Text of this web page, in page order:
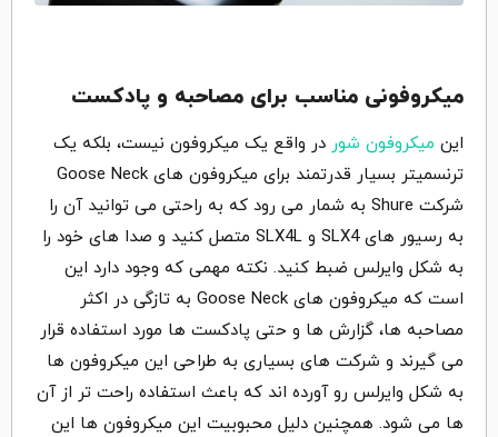
میکروفونی مناسب برای مصاحبه و پادکست
این میکروفون شور در واقع یک میکروفون نیست، بلکه یک
ترنسمیتر بسیار قدرتمند برای میکروفون های Goose Neck
شرکت Shure به شمار می رود که به راحتی می توانید آن را
به رسیور های SLX4 و SLX4L متصل کنید و صدا های خود را
به شکل وایرلس ضبط کنید. نکته مهمی که وجود دارد این
است که میکروفون های Goose Neck به تازگی در اکثر
مصاحبه ها، گزارش ها و حتی پادکست ها مورد استفاده قرار
می گیرند و شرکت های بسیاری به طراحی این میکروفون ها
به شکل وایرلس رو آورده اند که باعث استفاده راحت تر از آن
ها می شود. همچنین دلیل محبوبیت این میکروفون ها این